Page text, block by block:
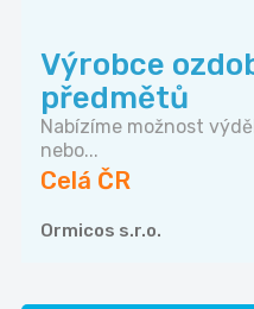
Výrobce
předmětů
Nabízíme možnost
nebo...
Celá ČR
Ormicos s.r.o.